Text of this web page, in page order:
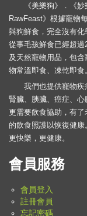
《美樂狗》．《
RawFeast》根據寵物
與狗鮮食，完全沒有
從事毛孩鮮食已經超
及天然寵物用品，包
物常溫即食、凍乾即食
我們也提供寵物
腎臟、胰臟、癌症、
更需要飲食協助，有
的飲食照護以恢復健
更快樂，更健康。
會員服務
會員登入
註冊會員
忘記密碼